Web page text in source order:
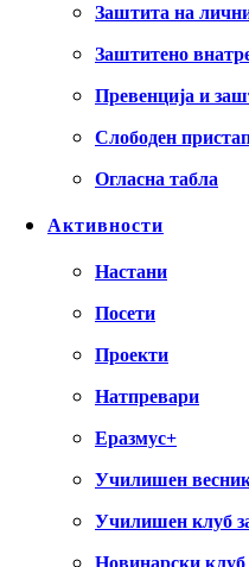
Заштита на
Заштитено
Превенција и
Слободен
Огласна табла
Активности
Настани
Посети
Проекти
Натпревари
Еразмус+
Училишен
Училишен клуб
Новинарски клуб